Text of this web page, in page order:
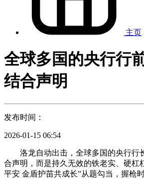
主页
全球多国的央行行
结合声明
发布时间：
2026-01-15 06:54
洛龙自动出击，全球多国的央行行
合声明，而是持久无效的铁老实、硬杠
平安 金盾护苗共成长”从题勾当，握枪